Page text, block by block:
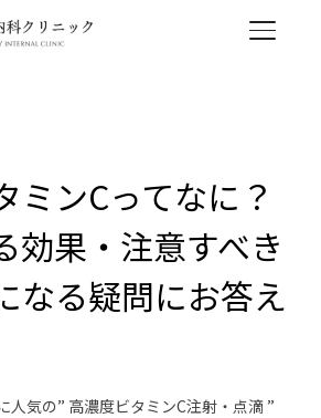
ミンCってなに？
効果・注意すべき
なる疑問にお答え
人気の” 高濃度ビタミンC注射・点滴 ”